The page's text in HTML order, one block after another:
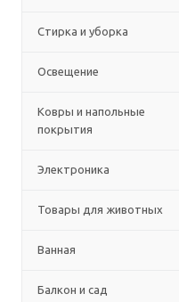
Стирка и уборка
Освещение
Ковры и напольные
покрытия
Электроника
Товары для животных
Ванная
Балкон и сад